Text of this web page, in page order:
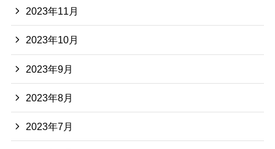
2023年11月
2023年10月
2023年9月
2023年8月
2023年7月